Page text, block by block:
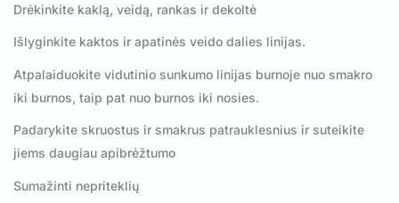
Drėkinkite kaklą, veidą, rankas ir dekoltė
Išlyginkite kaktos ir apatinės veido dalies linijas.
Atpalaiduokite vidutinio sunkumo linijas burnoje nuo smakro
iki burnos, taip pat nuo burnos iki nosies.
Padarykite skruostus ir smakrus patrauklesnius ir suteikite
jiems daugiau apibrėžtumo
Sumažinti nepriteklių